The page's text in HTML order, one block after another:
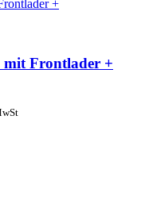
mit Frontlader +